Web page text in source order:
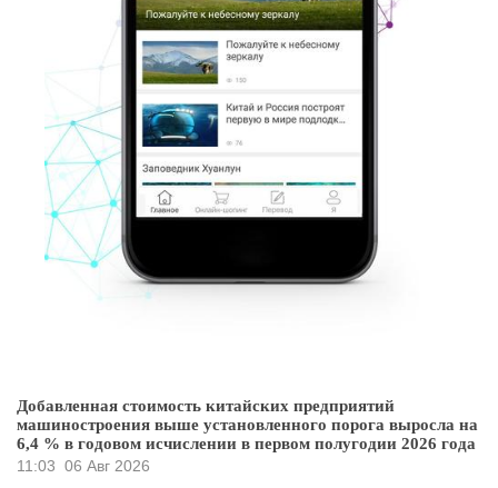
Добавленная стоимость китайских предприятий
машиностроения выше установленного порога выросла на
6,4 % в годовом исчислении в первом полугодии 2026 года
11:03 06 Авг 2026